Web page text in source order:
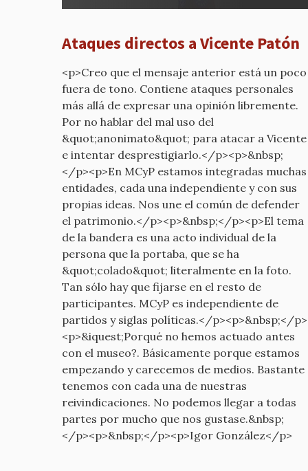
VISTAS
FUERA
mcyp-
old
Ataques directos a Vicente Patón
<p>Creo que el mensaje anterior está un poco
fuera de tono. Contiene ataques personales
más allá de expresar una opinión libremente.
Por no hablar del mal uso del
&quot;anonimato&quot; para atacar a Vicente
e intentar desprestigiarlo.</p><p>&nbsp;
</p><p>En MCyP estamos integradas muchas
entidades, cada una independiente y con sus
propias ideas. Nos une el común de defender
el patrimonio.</p><p>&nbsp;</p><p>El tema
de la bandera es una acto individual de la
persona que la portaba, que se ha
&quot;colado&quot; literalmente en la foto.
Tan sólo hay que fijarse en el resto de
participantes. MCyP es independiente de
partidos y siglas políticas.</p><p>&nbsp;</p>
<p>&iquest;Porqué no hemos actuado antes
con el museo?. Básicamente porque estamos
empezando y carecemos de medios. Bastante
tenemos con cada una de nuestras
reivindicaciones. No podemos llegar a todas
partes por mucho que nos gustase.&nbsp;
</p><p>&nbsp;</p><p>Igor González</p>